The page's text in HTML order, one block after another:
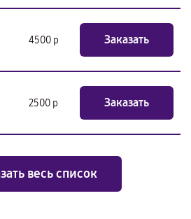
4500 р Заказать
2500 р Заказать
весь список